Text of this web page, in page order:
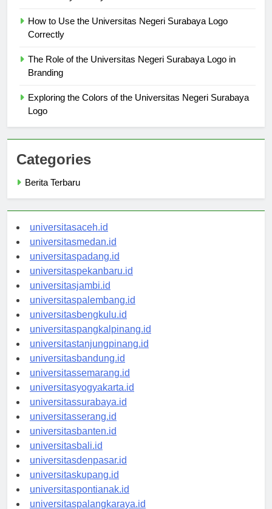
How to Use the Universitas Negeri Surabaya Logo
The Role of the Universitas Negeri Surabaya Logo in
Exploring the Colors of the Universitas Negeri Surabaya
Categories
universitasaceh.id
universitasmedan.id
universitaspadang.id
universitaspekanbaru.id
universitasjambi.id
universitaspalembang.id
universitasbengkulu.id
universitaspangkalpinang.id
universitastanjungpinang.id
universitasbandung.id
universitassemarang.id
universitasyogyakarta.id
universitassurabaya.id
universitasserang.id
universitasbanten.id
universitasbali.id
universitasdenpasar.id
universitaskupang.id
universitaspontianak.id